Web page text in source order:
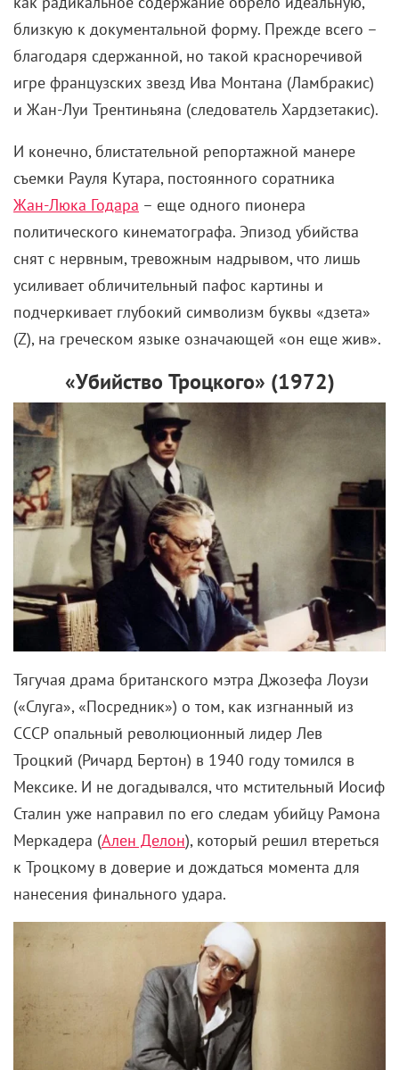
8 августа 2026
Чемпионат «АртМастерс» объявил
победителей юниорского сезона
Гарри Поттер против новой
этики
Инесе Понелис
Как классическая детская сказка о
волшебниках противоречит современным
социальным нормам.
Осторожно, сейчас у вас сведет олдскулы. Фильм
«Гарри Поттер и философский камень»
вышел 20
лет назад! 4 ноября 2001 года состоялась премьера
долгожданной экранизации книги Джоан К. Роулинг, с
которой росло не одно поколение детей. Со всех
сторон уже рассмотрел мир эту историю и всячески
к ней примерился, строя разнообразные теории
относительно подтекста детской книжки. Мы
решили пойти другим путем и проверить, насколько
жизнеспособной оказалась бы сказка (а вместе с ней
и фильм), выйди она сегодня.
Главный герой
Гарри Поттер – белый цисгендерный мальчик,
который практически не испытывает проблем с